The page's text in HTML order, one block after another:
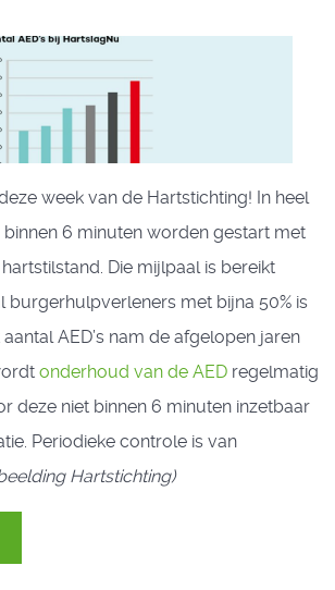
week van de Hartstichting! In heel
6 minuten worden gestart met
Die mijlpaal is bereikt
burgerhulpverleners met bijna 50% is
AED’s nam de afgelopen jaren
onderhoud van de AEDregelmatig
deze niet binnen 6 minuten inzetbaar
Periodieke controle is van
Hartstichting)